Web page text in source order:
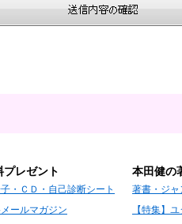
プレゼント
・ＣＤ・自己診断シート
ールマガジン
本田健の
著書・ジャ
【特集】